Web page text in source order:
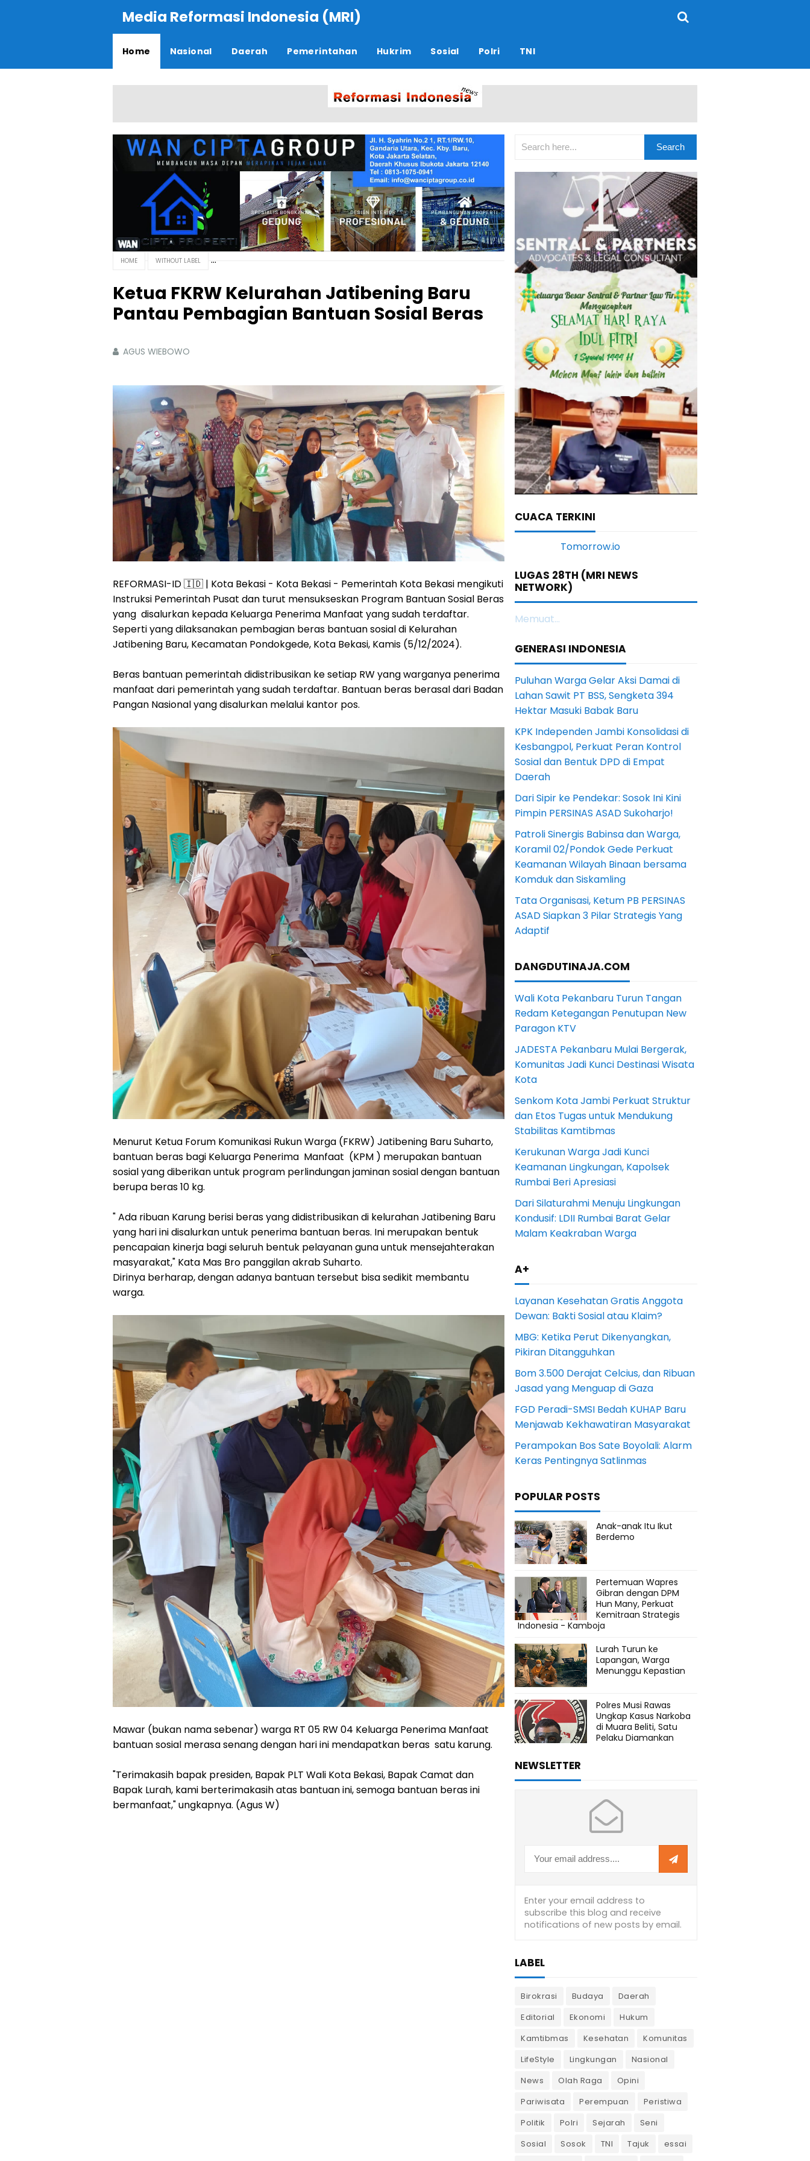
Media Reformasi Indonesia (MRI)
Home Nasional Daerah Pemerintahan Hukrim Sosial Polri TNI
HOME WITHOUT LABEL
Ketua FKRW Kelurahan Jatibening Baru
Pantau Pembagian Bantuan Sosial Beras
AGUS WIEBOWO
REFORMASI-ID 🇮🇩 | Kota Bekasi - Kota Bekasi - Pemerintah Kota Bekasi mengikuti
Instruksi Pemerintah Pusat dan turut mensukseskan Program Bantuan Sosial Beras
yang disalurkan kepada Keluarga Penerima Manfaat yang sudah terdaftar.
Seperti yang dilaksanakan pembagian beras bantuan sosial di Kelurahan
Jatibening Baru, Kecamatan Pondokgede, Kota Bekasi, Kamis (5/12/2024).
Beras bantuan pemerintah didistribusikan ke setiap RW yang warganya penerima
manfaat dari pemerintah yang sudah terdaftar. Bantuan beras berasal dari Badan
Pangan Nasional yang disalurkan melalui kantor pos.
Menurut Ketua Forum Komunikasi Rukun Warga (FKRW) Jatibening Baru Suharto,
bantuan beras bagi Keluarga Penerima Manfaat (KPM ) merupakan bantuan
sosial yang diberikan untuk program perlindungan jaminan sosial dengan bantuan
berupa beras 10 kg.
" Ada ribuan Karung berisi beras yang didistribusikan di kelurahan Jatibening Baru
yang hari ini disalurkan untuk penerima bantuan beras. Ini merupakan bentuk
pencapaian kinerja bagi seluruh bentuk pelayanan guna untuk mensejahterakan
masyarakat," Kata Mas Bro panggilan akrab Suharto.
Dirinya berharap, dengan adanya bantuan tersebut bisa sedikit membantu
warga.
Mawar (bukan nama sebenar) warga RT 05 RW 04 Keluarga Penerima Manfaat
bantuan sosial merasa senang dengan hari ini mendapatkan beras satu karung.
"Terimakasih bapak presiden, Bapak PLT Wali Kota Bekasi, Bapak Camat dan
Bapak Lurah, kami berterimakasih atas bantuan ini, semoga bantuan beras ini
bermanfaat," ungkapnya. (Agus W)
CUACA TERKINI
LUGAS 28TH (MRI NEWS
NETWORK)
Memuat...
GENERASI INDONESIA
Puluhan Warga Gelar Aksi Damai di
Lahan Sawit PT BSS, Sengketa 394
Hektar Masuki Babak Baru
KPK Independen Jambi Konsolidasi di
Kesbangpol, Perkuat Peran Kontrol
Sosial dan Bentuk DPD di Empat
Daerah
Dari Sipir ke Pendekar: Sosok Ini Kini
Pimpin PERSINAS ASAD Sukoharjo!
Patroli Sinergis Babinsa dan Warga,
Koramil 02/Pondok Gede Perkuat
Keamanan Wilayah Binaan bersama
Komduk dan Siskamling
Tata Organisasi, Ketum PB PERSINAS
ASAD Siapkan 3 Pilar Strategis Yang
Adaptif
DANGDUTINAJA.COM
Wali Kota Pekanbaru Turun Tangan
Redam Ketegangan Penutupan New
Paragon KTV
JADESTA Pekanbaru Mulai Bergerak,
Komunitas Jadi Kunci Destinasi Wisata
Kota
Senkom Kota Jambi Perkuat Struktur
dan Etos Tugas untuk Mendukung
Stabilitas Kamtibmas
Kerukunan Warga Jadi Kunci
Keamanan Lingkungan, Kapolsek
Rumbai Beri Apresiasi
Dari Silaturahmi Menuju Lingkungan
Kondusif: LDII Rumbai Barat Gelar
Malam Keakraban Warga
A+
Layanan Kesehatan Gratis Anggota
Dewan: Bakti Sosial atau Klaim?
MBG: Ketika Perut Dikenyangkan,
Pikiran Ditangguhkan
Bom 3.500 Derajat Celcius, dan Ribuan
Jasad yang Menguap di Gaza
FGD Peradi-SMSI Bedah KUHAP Baru
Menjawab Kekhawatiran Masyarakat
Perampokan Bos Sate Boyolali: Alarm
Keras Pentingnya Satlinmas
POPULAR POSTS
Anak-anak Itu Ikut
Berdemo
Pertemuan Wapres
Gibran dengan DPM
Hun Many, Perkuat
Kemitraan Strategis
Indonesia - Kamboja
Lurah Turun ke
Lapangan, Warga
Menunggu Kepastian
Polres Musi Rawas
Ungkap Kasus Narkoba
di Muara Beliti, Satu
Pelaku Diamankan
NEWSLETTER
LABEL
Birokrasi Budaya
Daerah
Editorial
Ekonomi
Hukum
Kamtibmas
Kesehatan
Komunitas
LifeStyle
Lingkungan
Nasional
News
Olah Raga
Opini
Pariwisata
Perempuan
Peristiwa
Politik
Polri Sejarah
Seni
Sosial
Sosok TNI Tajuk
essai